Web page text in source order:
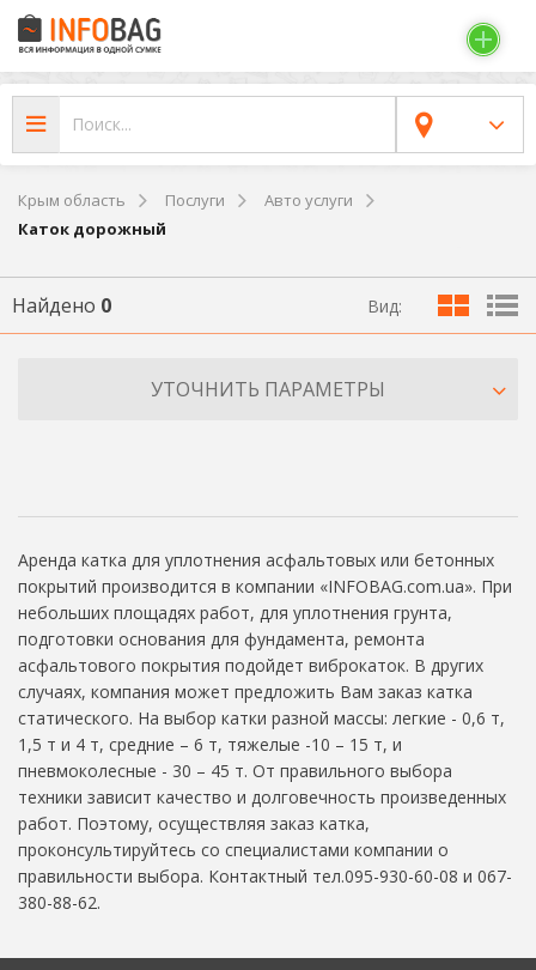
Крым область Послуги
Авто услуги
Каток дорожный
Найдено 0 Вид:
УТОЧНИТЬ ПАРАМЕТРЫ
Аренда катка для уплотнения асфальтовых или бетонных
покрытий производится в компании «INFOBAG.com.ua». При
небольших площадях работ, для уплотнения грунта,
подготовки основания для фундамента, ремонта
асфальтового покрытия подойдет виброкаток. В других
случаях, компания может предложить Вам заказ катка
статического. На выбор катки разной массы: легкие - 0,6 т,
1,5 т и 4 т, средние – 6 т, тяжелые -10 – 15 т, и
пневмоколесные - 30 – 45 т. От правильного выбора
техники зависит качество и долговечность произведенных
работ. Поэтому, осуществляя заказ катка,
проконсультируйтесь со специалистами компании о
правильности выбора. Контактный тел.095-930-60-08 и 067-
380-88-62.